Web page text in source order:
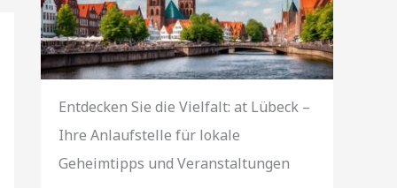
Entdecken Sie die Vielfalt: at Lübeck –
Ihre Anlaufstelle für lokale
Geheimtipps und Veranstaltungen